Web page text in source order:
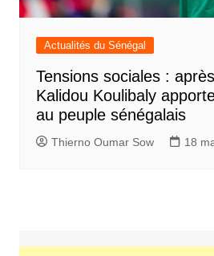
Actualités du Sénégal
Tensions sociales :
Kalidou Koulibaly
au peuple sénégalais
Thierno Oumar Sow 18